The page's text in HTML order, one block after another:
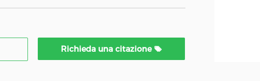
Richieda una citazione